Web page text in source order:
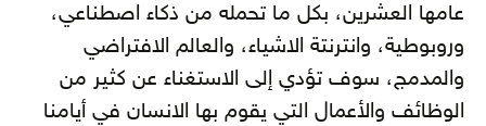
عامها العشرين، بكل ما تحمله من ذكاء اصطناعي،
وروبوطية، وانترنتة الاشياء، والعالم الافتراضي
والمدمج، سوف تؤدي إلى الاستغناء عن كثير من
الوظائف والأعمال التي يقوم بها الانسان في أيامنا